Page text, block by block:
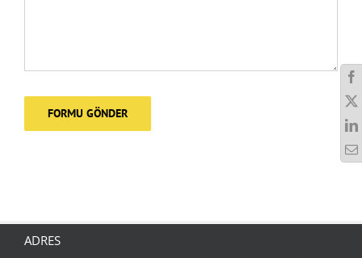
ADRES